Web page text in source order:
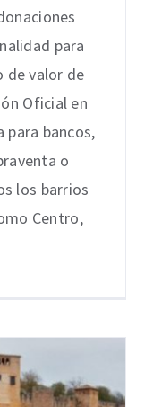
para
de valor de
Oficial en
para bancos,
o
los barrios
Centro,